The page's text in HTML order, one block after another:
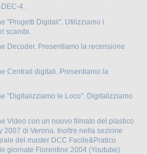
4 .
"Progetti Digitali". Utilizziamo i
scambi.
Decoder. Presentiamo la recensione
Centrali digitali. Presentiamo la
"Digitalizziamo le Loco". Digitalizziamo
Video con un nuovo filmato del plastico
2007 di Verona. Inoltre nella sezione
del master DCC Facile&Pratico
giornate Fiorentine 2004 (Youtube)